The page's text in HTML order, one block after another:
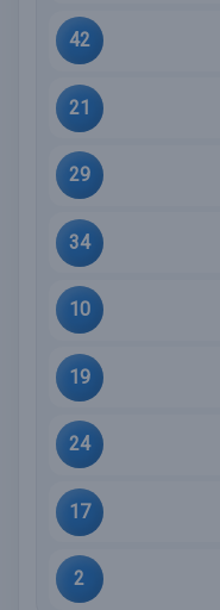
42
21
29
34
10
19
24
17
2